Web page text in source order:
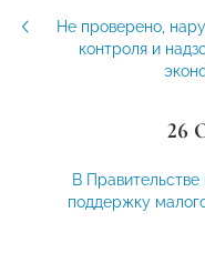
Не проверено,
контроля и
26
В
поддержку